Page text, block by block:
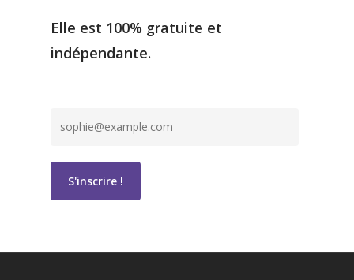
Elle est 100% gratuite et
indépendante.